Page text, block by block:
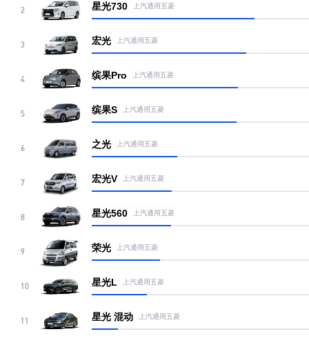
2 星光730 上汽通用五菱
3 宏光 上汽通用五菱
4 缤果Pro 上汽通用五菱
5 缤果S 上汽通用五菱
6 之光 上汽通用五菱
7 宏光V 上汽通用五菱
8 星光560 上汽通用五菱
9 荣光 上汽通用五菱
10 星光L 上汽通用五菱
11 星光 混动 上汽通用五菱